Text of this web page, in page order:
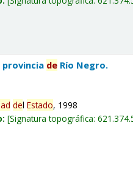
de Río Negro.
delEstado, 1998
Signatura topográfica: